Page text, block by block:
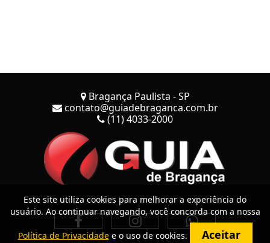
Bragança Paulista - SP
contato@guiadebraganca.com.br
(11) 4033-2000
Este site utiliza cookies para melhorar a experiência do
usuário. Ao continuar navegando, você concorda com a nossa
Política de Privacidadee o uso de cookies. Aceitar